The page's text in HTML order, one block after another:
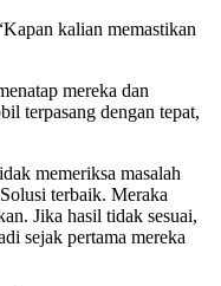
kalian memastikan
mereka dan
terpasang dengan tepat,
memeriksa masalah
terbaik. Meraka
Jika hasil tidak sesuai,
sejak pertama mereka